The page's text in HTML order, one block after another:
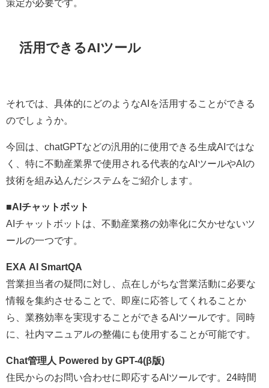
策定が必要です。
活用できるAIツール
それでは、具体的にどのようなAIを活用することができる
のでしょうか。
今回は、chatGPTなどの汎用的に使用できる生成AIではな
く、特に不動産業界で使用される代表的なAIツールやAIの
技術を組み込んだシステムをご紹介します。
■AIチャットボット
AIチャットボットは、不動産業務の効率化に欠かせないツ
ールの一つです。
EXA AI SmartQA
営業担当者の疑問に対し、点在しがちな営業活動に必要な
情報を集約させることで、即座に応答してくれることか
ら、業務効率を実現することができるAIツールです。同時
に、社内マニュアルの整備にも使用することが可能です。
Chat管理人 Powered by GPT-4(β版)
住民からのお問い合わせに即応するAIツールです。24時間